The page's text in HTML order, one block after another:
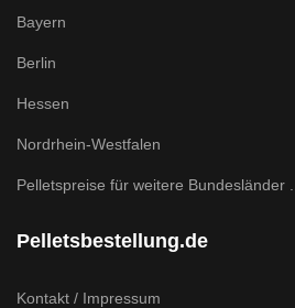
Bayern
Berlin
Hessen
Nordrhein-Westfalen
Pelletspreise für weitere Bundesländer ...
Pelletsbestellung.de
Kontakt / Impressum